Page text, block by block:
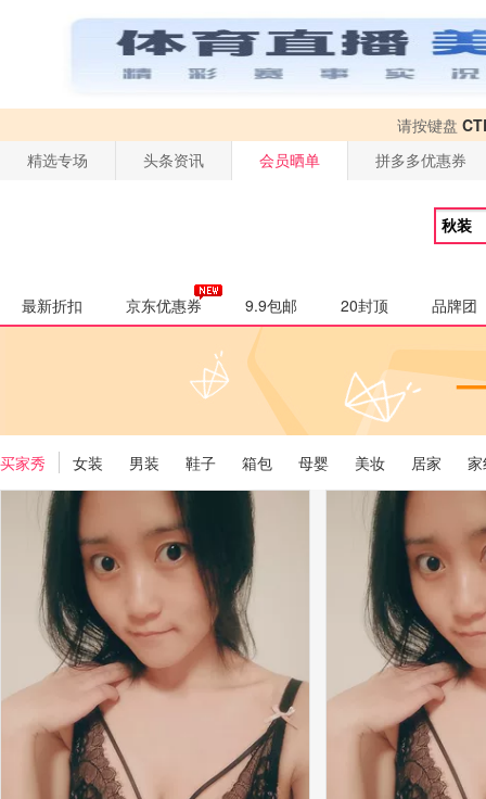
请按键盘
精选专场
头条资讯 会员晒单 拼多多优惠券
最新折扣 京东优惠券 9.9包邮 20封顶 品牌团
买家秀 女装 男装 鞋子 箱包 母婴 美妆 居家